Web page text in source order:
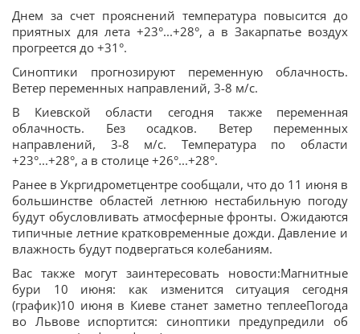
Днем за счет прояснений температура повысится до
приятных для лета +23°...+28°, а в Закарпатье воздух
прогреется до +31°.
Синоптики прогнозируют переменную облачность.
Ветер переменных направлений, 3-8 м/с.
В Киевской области сегодня также переменная
облачность. Без осадков. Ветер переменных
направлений, 3-8 м/с. Температура по области
+23°...+28°, а в столице +26°...+28°.
Ранее в Укргидрометцентре сообщали, что до 11 июня в
большинстве областей летнюю нестабильную погоду
будут обусловливать атмосферные фронты. Ожидаются
типичные летние кратковременные дожди. Давление и
влажность будут подвергаться колебаниям.
Вас также могут заинтересовать новости:Магнитные
бури 10 июня: как изменится ситуация сегодня
(график)10 июня в Киеве станет заметно теплееПогода
во Львове испортится: синоптики предупредили об